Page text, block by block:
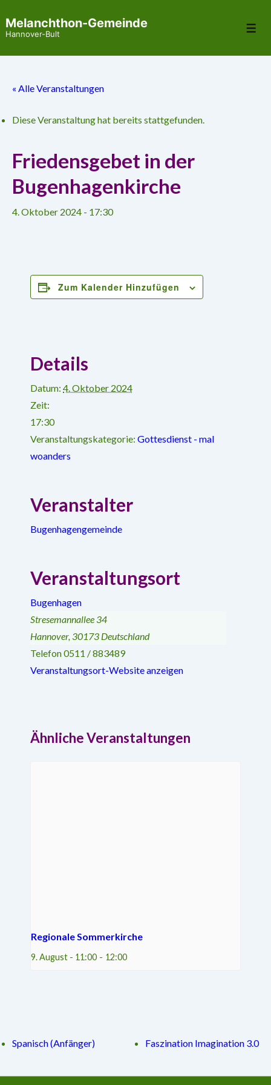
Zum
Melanchthon-Gemeinde
Hannover-Bult
« Alle Veranstaltungen
Diese Veranstaltung hat bereits stattgefunden.
Friedensgebet in der
Bugenhagenkirche
4. Oktober 2024 - 17:30
Zum Kalender Hinzufügen
Details
Datum: 4. Oktober 2024
Zeit:
17:30
Veranstaltungskategorie: Gottesdienst - mal
woanders
Veranstaltungsort
Bugenhagen
Stresemannallee 34
Hannover,30173 Deutschland
Telefon0511 / 883489
Veranstaltungsort-Website anzeigen
Veranstalter
Bugenhagengemeinde
Ähnliche Veranstaltungen
Regionale Sommerkirche
9. August - 11:00 - 12:00
Spanisch (Anfänger) Faszination Imagination 3.0